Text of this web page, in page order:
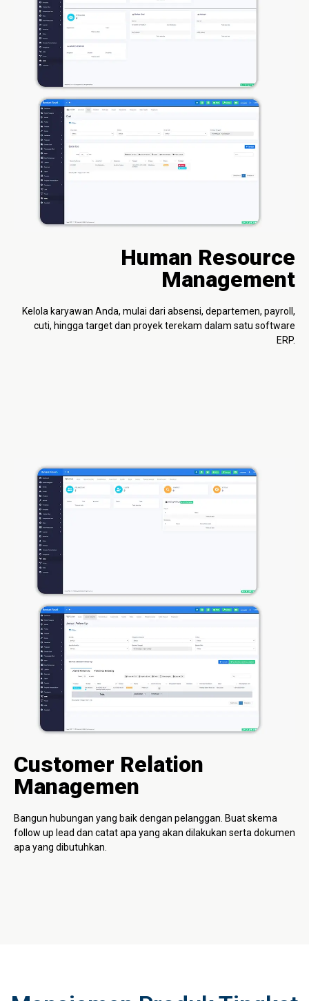
Human Resource
Management
Kelola karyawan Anda, mulai dari absensi, departemen, payroll,
cuti, hingga target dan proyek terekam dalam satu software
ERP.
Customer Relation
Managemen
Bangun hubungan yang baik dengan pelanggan. Buat skema
follow up lead dan catat apa yang akan dilakukan serta dokumen
apa yang dibutuhkan.